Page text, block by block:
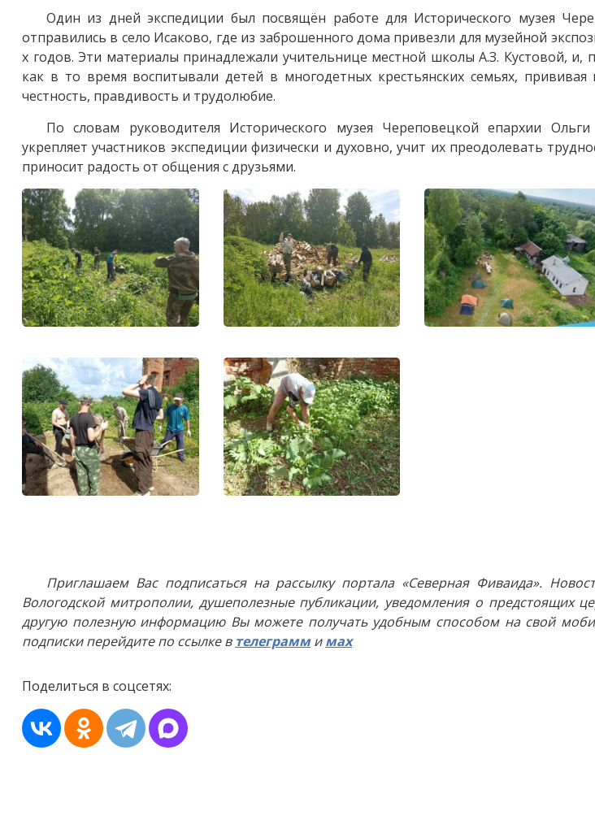
Один из дней экспедиции был посвящён работе для Исторического музея
отправились в село Исаково, где из заброшенного дома привезли для музейной
х годов. Эти материалы принадлежали учительнице местной школы А.З. Кустовой, и,
как в то время воспитывали детей в многодетных крестьянских семьях,
честность, правдивость и трудолюбие.
По словам руководителя Исторического музея Череповецкой епархии
укрепляет участников экспедиции физически и духовно, учит их преодолевать
приносит радость от общения с друзьями.
Приглашаем Вас подписаться на рассылку портала «Северная Фиваида».
Вологодской митрополии, душеполезные публикации, уведомления о предстоящих
другую полезную информацию Вы можете получать удобным способом на свой
подписки перейдите по ссылке в телеграммимах
Поделиться в соцсетях: